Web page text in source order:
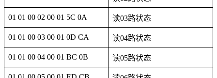
01 01 00 02 00 01 5C 0A 读03路状态
01 01 00 03 00 01 0D CA 读04路状态
01 01 00 04 00 01 BC 0B 读05路状态